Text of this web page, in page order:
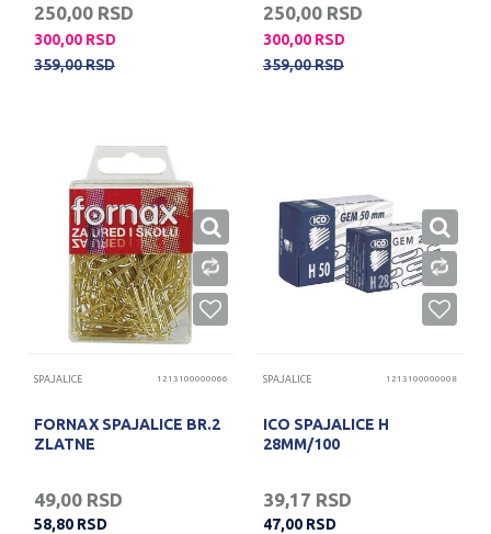
250,00 RSD
300,00 RSD
359,00RSD
250,00 RSD
300,00 RSD
359,00RSD
SPAJALICE 1213100000066
FORNAX SPAJALICE BR.2
ZLATNE
49,00 RSD
58,80 RSD
SPAJALICE 1213100000008
ICO SPAJALICE H
28MM/100
39,17 RSD
47,00 RSD